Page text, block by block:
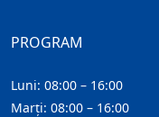
PROGRAM
Luni: 08:00 – 16:00
Marți: 08:00 – 16:00